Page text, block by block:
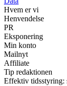
Hvem er vi
Henvendelse
PR
Eksponering
Min konto
Mailnyt
Affiliate
Tip redaktionen
Effektiv tidsstyring: